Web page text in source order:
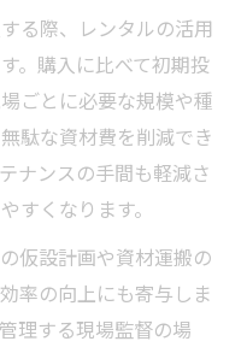
る際、レンタルの活用
。購入に比べて初期投
ごとに必要な規模や種
駄な資材費を削減でき
ナンスの手間も軽減さ
すくなります。
仮設計画や資材運搬の
率の向上にも寄与しま
理する現場監督の場